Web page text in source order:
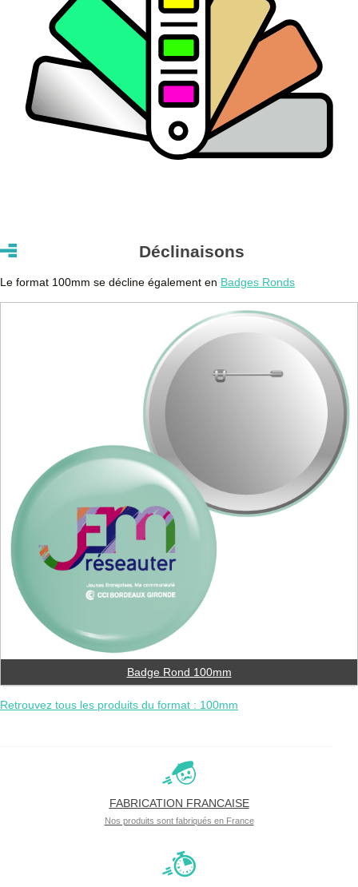
Déclinaisons
Le format 100mm se décline également en Badges Ronds
Badge Rond 100mm
Retrouvez tous les produits du format : 100mm
FABRICATION FRANCAISE
Nos produits sont fabriqués en France